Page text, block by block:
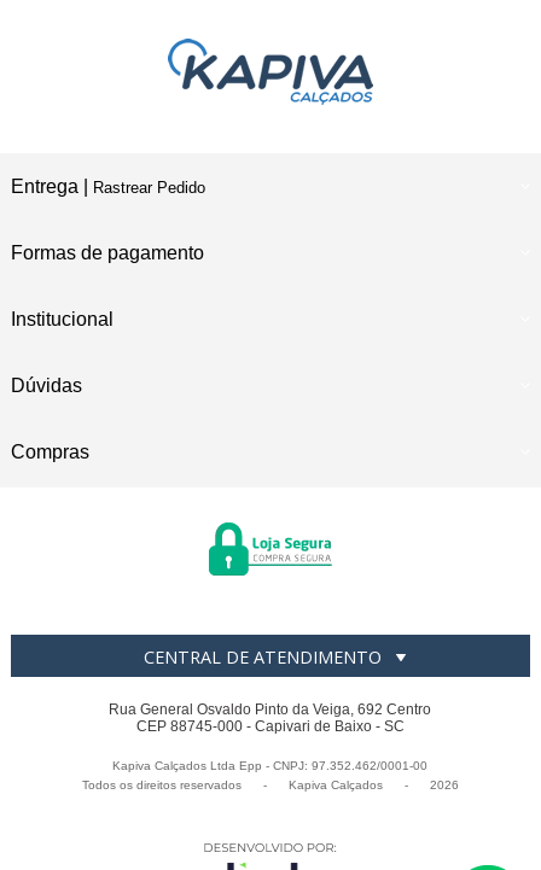
Entrega | Rastrear Pedido
Formas de pagamento
Institucional
Dúvidas
Compras
CENTRAL DE ATENDIMENTO
Rua General Osvaldo Pinto da Veiga, 692 Centro
CEP 88745-000 - Capivari de Baixo - SC
Kapiva Calçados Ltda Epp - CNPJ: 97.352.462/0001-00
Todos os direitos reservados
- Kapiva Calçados - 2026